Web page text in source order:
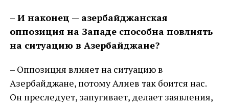
– И наконец — азербайджанская
оппозиция на Западе способна повлиять
на ситуацию в Азербайджане?
– Оппозиция влияет на ситуацию в
Азербайджане, потому Алиев так боится нас.
Он преследует, запугивает, делает заявления,